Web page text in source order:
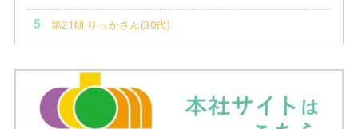
第21期 りっかさん(30代)